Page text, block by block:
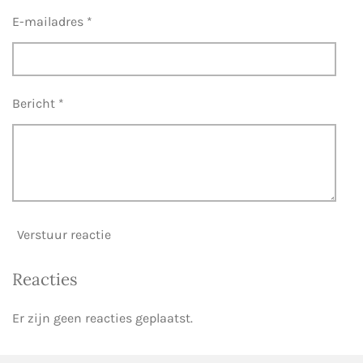
r
e
E-mailadres *
Bericht *
Verstuur reactie
Reacties
Er zijn geen reacties geplaatst.